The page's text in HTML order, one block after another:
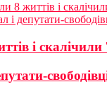
8 життів і
депутати-
і